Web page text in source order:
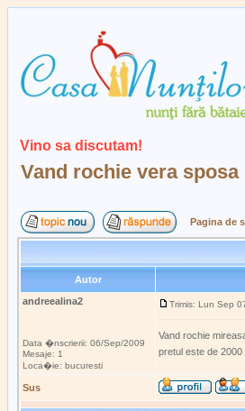
Vino sa discutam!
Vand rochie vera sposa
Pagina de
Autor
andreealina2
Data �nscrierii: 06/Sep/2009
Mesaje: 1
Loca�ie: bucuresti
Trimis: Lun Sep
Vand rochie
pretul este de 2000
Sus